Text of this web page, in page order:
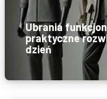
Ubrania
praktyczne
dzień